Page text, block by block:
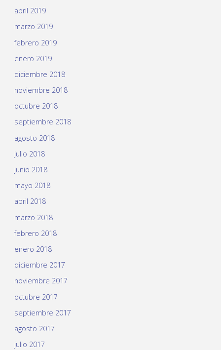
abril 2019
marzo 2019
febrero 2019
enero 2019
diciembre 2018
noviembre 2018
octubre 2018
septiembre 2018
agosto 2018
julio 2018
junio 2018
mayo 2018
abril 2018
marzo 2018
febrero 2018
enero 2018
diciembre 2017
noviembre 2017
octubre 2017
septiembre 2017
agosto 2017
julio 2017